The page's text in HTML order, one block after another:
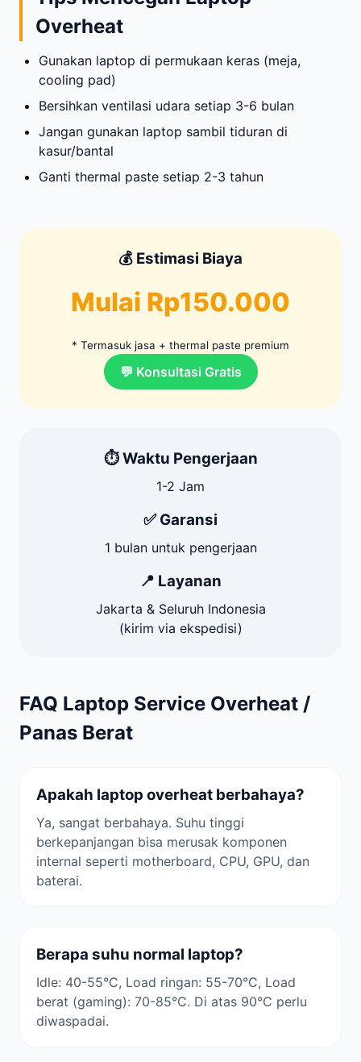
Overheat
Gunakan laptop di permukaan keras (meja,
cooling pad)
Bersihkan ventilasi udara setiap 3-6 bulan
Jangan gunakan laptop sambil tiduran di
kasur/bantal
Ganti thermal paste setiap 2-3 tahun
💰 Estimasi Biaya
Mulai Rp150.000
* Termasuk jasa + thermal paste premium
💬 Konsultasi Gratis
⏱️ Waktu Pengerjaan
1-2 Jam
✅ Garansi
1 bulan untuk pengerjaan
📍 Layanan
Jakarta & Seluruh Indonesia
(kirim via ekspedisi)
FAQ Laptop Service Overheat /
Panas Berat
Apakah laptop overheat berbahaya?
Ya, sangat berbahaya. Suhu tinggi
berkepanjangan bisa merusak komponen
internal seperti motherboard, CPU, GPU, dan
baterai.
Berapa suhu normal laptop?
Idle: 40-55°C, Load ringan: 55-70°C, Load
berat (gaming): 70-85°C. Di atas 90°C perlu
diwaspadai.